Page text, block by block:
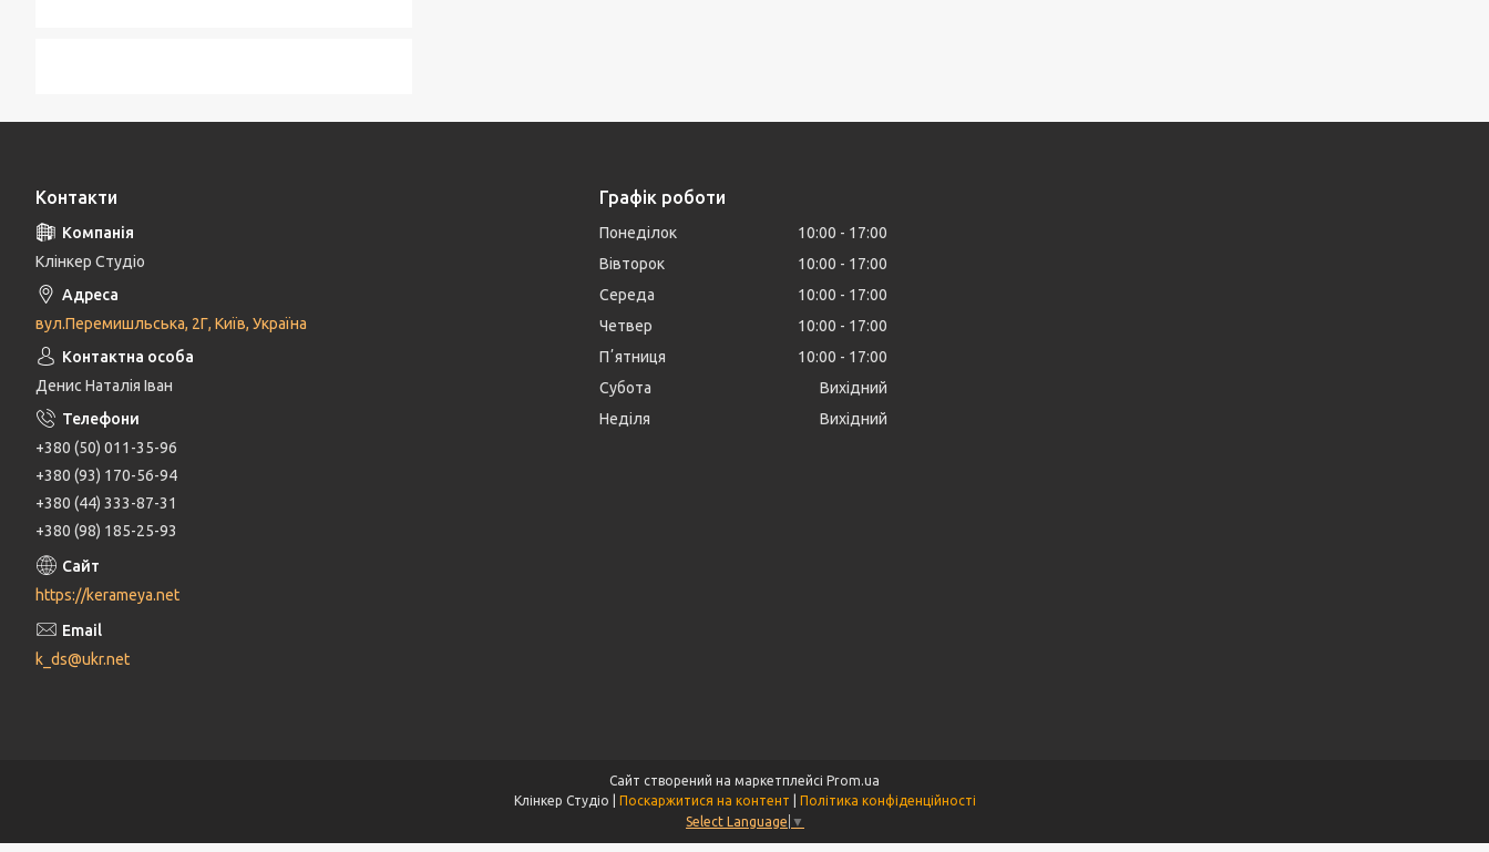
Контакти
Клінкер Студіо
вул.Перемишльська, 2Г, Київ, Україна
Денис Наталія Іван
+380 (50) 011-35-96
+380 (93) 170-56-94
+380 (44) 333-87-31
+380 (98) 185-25-93
https://kerameya.net
k_ds@ukr.net
Графік роботи
Понеділок 10:00
17:00
Вівторок
10:00
17:00
Середа
10:00
17:00
Четвер
10:00
17:00
Пʼятниця
10:00
17:00
Субота
Вихідний
Неділя
Вихідний
Сайт створений на маркетплейсі Prom.ua
Поскаржитися на контент
Політика конфіденційності
Select Language ▼